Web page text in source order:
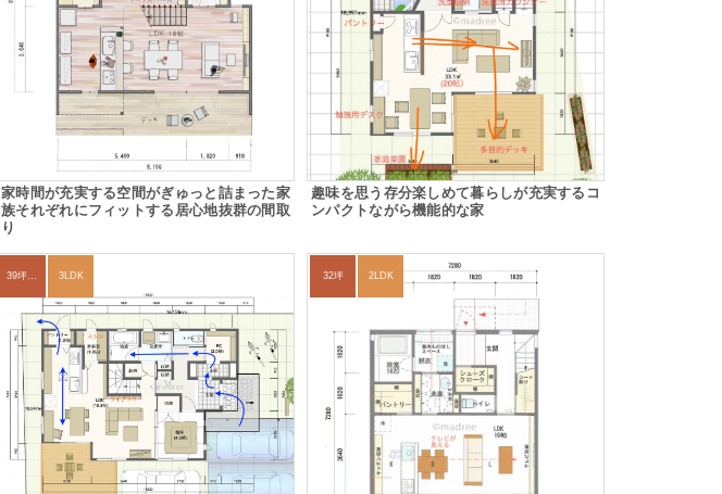
家時間が充実する空間がぎゅっと詰まった家
族それぞれにフィットする居心地抜群の間取
り
趣味を思う存分楽しめて暮らしが充実するコ
ンパクトながら機能的な家
39坪～42坪 3LDK 32坪 2LDK